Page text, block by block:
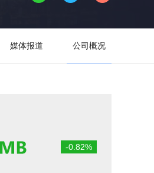
媒体报道 公司概况
-0.82%